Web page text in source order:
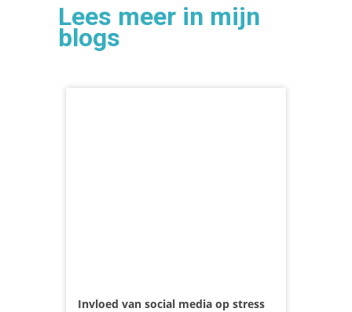
Lees meer in mijn
blogs
Invloed van social media op stress